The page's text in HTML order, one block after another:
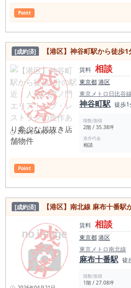
Point
[成約済] 【港区】神谷町駅から徒歩1分の駅近！人気の虎ノ門エリア
2026年04月21日
賃料 相談
東京都港区
東京メトロ日比谷線
神谷町駅 徒歩1
階数/面積
2階 / 35.38坪
造作代金
相談
Point
[成約済] 【港区】南北線 麻布十番駅から徒歩4分！人気麻布十番エリアの
賃料 相談
東京都港区
東京メトロ南北線
麻布十番駅 徒
階数/面積
1階 / 27.08坪